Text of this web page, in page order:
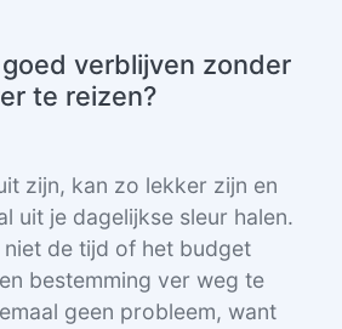
verblijven zonder
te reizen?
zijn, kan zo lekker zijn en
uit je dagelijkse sleur halen.
niet de tijd of het budget
bestemming ver weg te
geen probleem, want